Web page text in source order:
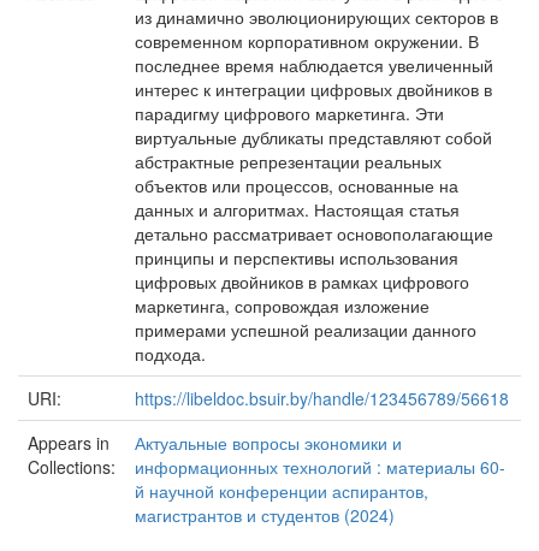
из динамично эволюционирующих секторов в
современном корпоративном окружении. В
последнее время наблюдается увеличенный
интерес к интеграции цифровых двойников в
парадигму цифрового маркетинга. Эти
виртуальные дубликаты представляют собой
абстрактные репрезентации реальных
объектов или процессов, основанные на
данных и алгоритмах. Настоящая статья
детально рассматривает основополагающие
принципы и перспективы использования
цифровых двойников в рамках цифрового
маркетинга, сопровождая изложение
примерами успешной реализации данного
подхода.
URI:
https://libeldoc.bsuir.by/handle/123456789/56618
Appears in
Collections:
Актуальные вопросы экономики и
информационных технологий : материалы 60-
й научной конференции аспирантов,
магистрантов и студентов (2024)